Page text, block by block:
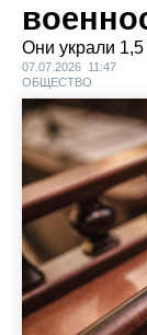
Они украли
07.07.2026 11:47
ОБЩЕСТВО